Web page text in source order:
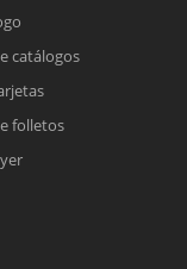
catálogos
folletos